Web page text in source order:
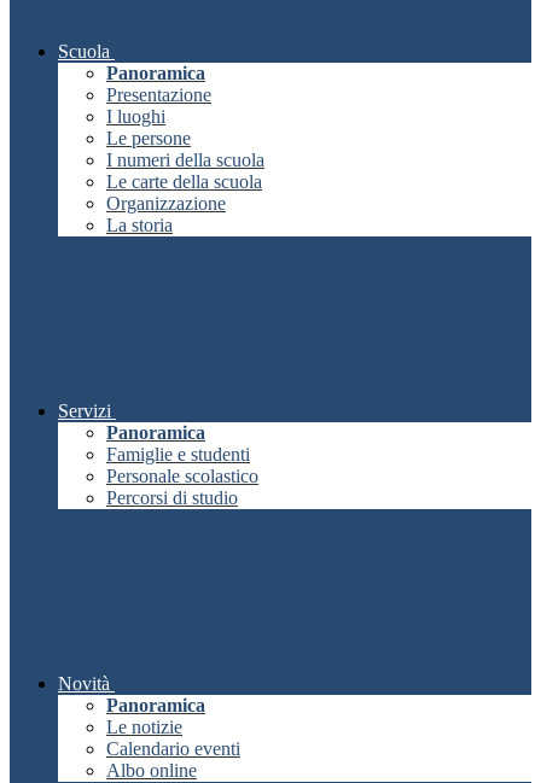
Scuola
Panoramica
Presentazione
I luoghi
Le persone
I numeri della scuola
Le carte della scuola
Organizzazione
La storia
Servizi
Panoramica
Famiglie e studenti
Personale scolastico
Percorsi di studio
Novità
Panoramica
Le notizie
Calendario eventi
Albo online